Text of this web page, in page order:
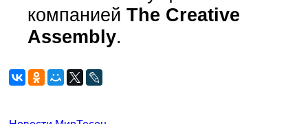
компанией The Creative
Assembly.